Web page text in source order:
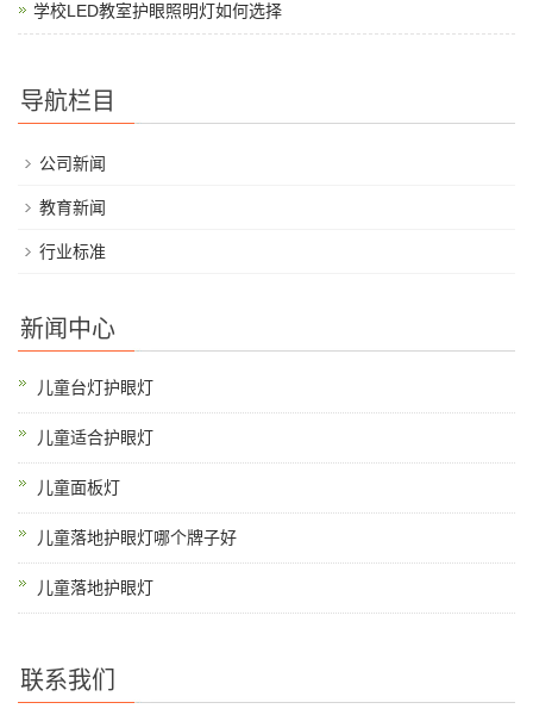
学校LED教室护眼照明灯如何选择
导航栏目
公司新闻
教育新闻
行业标准
新闻中心
儿童台灯护眼灯
儿童适合护眼灯
儿童面板灯
儿童落地护眼灯哪个牌子好
儿童落地护眼灯
联系我们